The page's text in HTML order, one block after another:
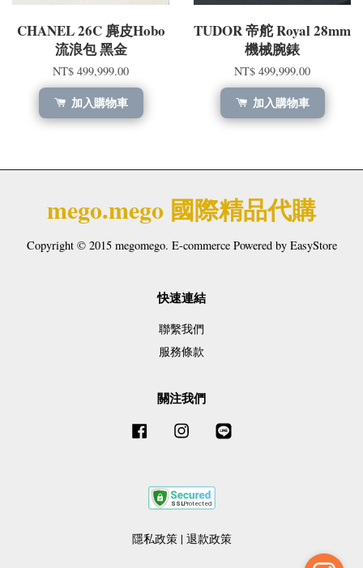
CHANEL 26C 麂皮Hobo
流浪包 黑金
NT$ 499,999.00
加入購物車
TUDOR 帝舵 Royal 28mm
機械腕錶
NT$ 499,999.00
加入購物車
mego.mego 國際精品代購
Copyright © 2015 megomego. E-commerce Powered by EasyStore
快速連結
聯繫我們
服務條款
關注我們
Facebook Instagram
隱私政策| 退款政策